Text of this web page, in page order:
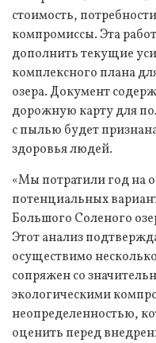
стоимость,
компромиссы. Эта
дополнить текущие
комплексного плана
озера. Документ
дорожную карту для
с пылью будет
здоровья людей.
«Мы потратили год на
потенциальных
Большого Соленого
Этот анализ
осуществимо
сопряжен со
экологическими
неопределенностью,
оценить перед